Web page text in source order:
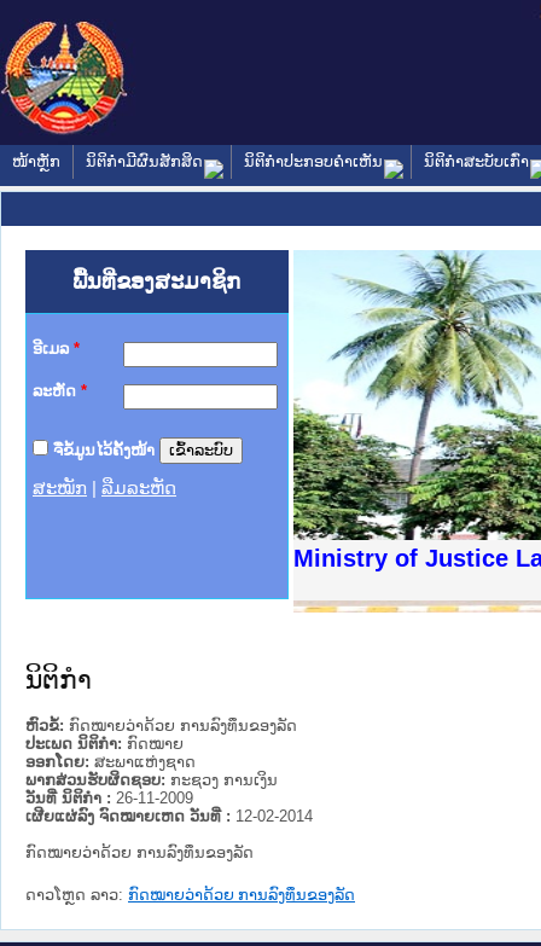
ໜ້າຫຼັກ ນິຕິກໍາມີຜົນສັກສິດ ນິຕິກໍາປະກອບຄໍາເຫັນ ນິຕິກໍາສະບັບເກົ່າ
ພື້ນທີ່ຂອງສະມາຊິກ
ອີເມລ *
ລະຫັດ *
ຈື່ຂໍ້ມູນໄວ້ຄັ້ງໜ້າ
ສະໝັກ ລືມລະຫັດ
Ministry of Justice
າຊົນ ພາກເໜືອ
ການ
ກາງ
ໃຕ້
ຕຳຫຼວດປະຊາຊົນ
ສັນຕິບານປະຊາຊົນ
ກເໜືອ
າຊົນ ພາກກາງ
ນິຕິກໍາ
ຫົວຂໍ້: ກົດໝາຍວ່າດ້ວຍ ການລົງທຶນຂອງລັດ
ປະເພດ ນິຕິກໍາ: ກົດໝາຍ
ອອກໂດຍ: ສະພາແຫ່ງຊາດ
ພາກສ່ວນຮັບຜິດຊອບ: ກະຊວງ ການເງິນ
ວັນທີ່ ນິຕິກໍາ : 26-11-2009
ເຜີຍແຜ່ລົງ ຈົດໝາຍເຫດ ວັນທີ່ : 12-02-2014
ກົດໝາຍວ່າດ້ວຍ ການລົງທຶນຂອງລັດ
ດາວໂຫຼດ ລາວ: ກົດໝາຍວ່າດ້ວຍ ການລົງທຶນຂອງລັດ